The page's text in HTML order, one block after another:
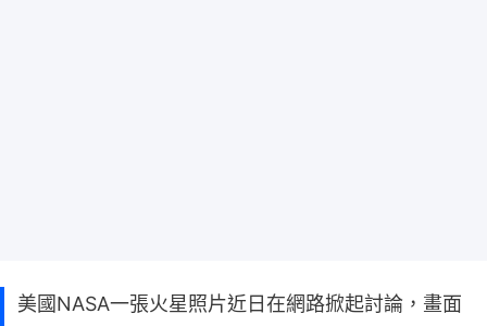
美國NASA一張火星照片近日在網路掀起討論，畫面